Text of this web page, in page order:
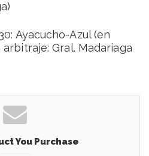
Ayacucho-Azul (en
Gral. Madariaga
You Purchase